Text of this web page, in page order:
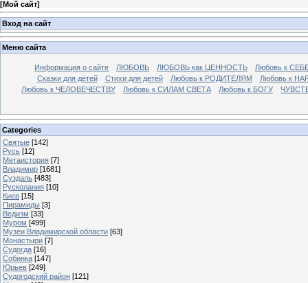
[Мой сайт]
Вход на сайт
Меню сайта
Информация о сайте ЛЮБОВЬ ЛЮБОВЬ как ЦЕННОСТЬ
Любовь к
Сказки для детей
Стихи для детей Любовь к РОДИТЕЛЯМ
Любовь к
Любовь к ЧЕЛОВЕЧЕСТВУ
Любовь к СИЛАМ СВЕТА Любовь к БОГУ
Categories
Святые [142]
Русь [12]
Метаистория [7]
Владимир [1681]
Суздаль [483]
Русколания [10]
Киев [15]
Пирамиды [3]
Ведизм [33]
Муром [499]
Музеи Владимирской области [63]
Монастыри [7]
Судогда [16]
Собинка [147]
Юрьев [249]
Судогодский район [121]